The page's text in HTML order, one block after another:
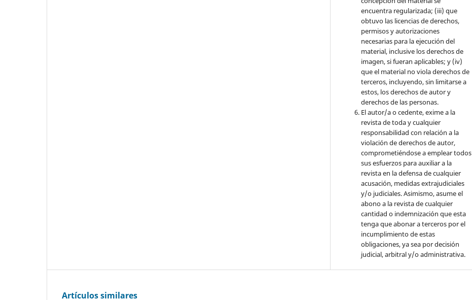
encuentra regularizada; (iii) que
obtuvo las licencias de derechos,
permisos y autorizaciones
necesarias para la ejecución del
material, inclusive los derechos de
imagen, si fueran aplicables; y (iv)
que el material no viola derechos de
terceros, incluyendo, sin limitarse a
estos, los derechos de autor y
derechos de las personas.
El autor/a o cedente, exime a la
revista de toda y cualquier
responsabilidad con relación a la
violación de derechos de autor,
comprometiéndose a emplear todos
sus esfuerzos para auxiliar a la
revista en la defensa de cualquier
acusación, medidas extrajudiciales
y/o judiciales. Asimismo, asume el
abono a la revista de cualquier
cantidad o indemnización que esta
tenga que abonar a terceros por el
incumplimiento de estas
obligaciones, ya sea por decisión
judicial, arbitral y/o administrativa.
Artículos similares